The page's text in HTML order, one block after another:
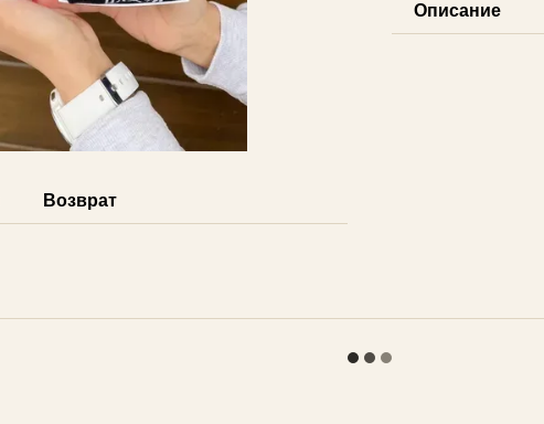
Возврат
Описание